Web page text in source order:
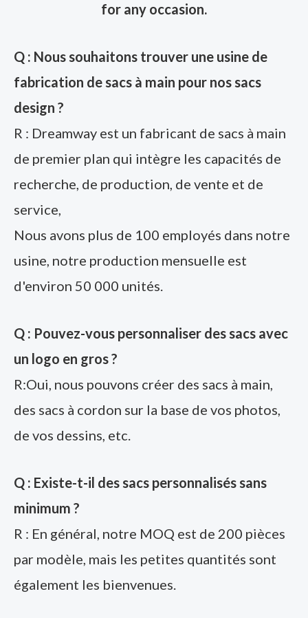
for any occasion.
Q : Nous souhaitons trouver une usine de
fabrication de sacs à main pour nos sacs
design ?
R : Dreamway est un fabricant de sacs à main
de premier plan qui intègre les capacités de
recherche, de production, de vente et de
service,
Nous avons plus de 100 employés dans notre
usine, notre production mensuelle est
d'environ 50 000 unités.
Q : Pouvez-vous personnaliser des sacs avec
un logo en gros ?
R:Oui, nous pouvons créer des sacs à main,
des sacs à cordon sur la base de vos photos,
de vos dessins, etc.
Q : Existe-t-il des sacs personnalisés sans
minimum ?
R : En général, notre MOQ est de 200 pièces
par modèle, mais les petites quantités sont
également les bienvenues.